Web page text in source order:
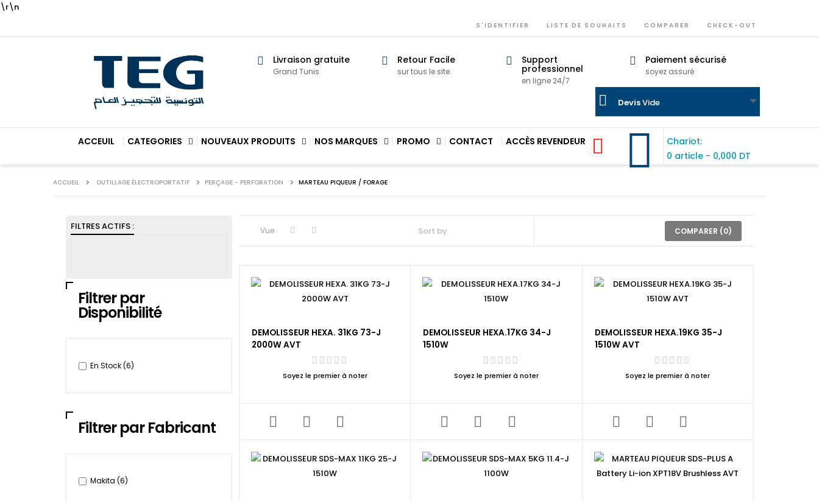
\r\n
S'IDENTIFIER LISTE DE SOUHAITS COMPARER CHECK-OUT
Livraison gratuite
Grand Tunis
Retour Facile
sur tous le site.
Support
professionnel
en ligne 24/7
Paiement sécurisé
soyez assuré
ACCEUIL CATEGORIES NOUVEAUX PRODUITS NOS MARQUES PROMO CONTACT ACCÈS REVENDEUR
Chariot:
0 article - 0,000 DT
DevisVide
ACCUEIL OUTILLAGE ÉLECTROPORTATIF PERÇAGE - PERFORATION MARTEAU PIQUEUR / FORAGE
FILTRES ACTIFS :
Filtrer par
Disponibilité
En Stock(6)
Filtrer par Fabricant
Makita (6)
Vue COMPARER (0)
DEMOLISSEUR HEXA. 31KG 73-J
2000W AVT
Soyez le premier à noter
DEMOLISSEUR HEXA.17KG 34-J
1510W
Soyez le premier à noter
DEMOLISSEUR HEXA.19KG 35-J
1510W AVT
Soyez le premier à noter